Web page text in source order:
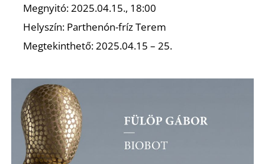
Megnyitó: 2025.04.15., 18:00
Helyszín: Parthenón-fríz Terem
Megtekinthető: 2025.04.15 – 25.